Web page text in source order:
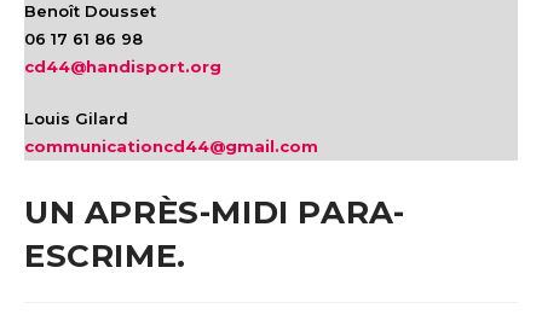
Benoît Dousset
06 17 61 86 98
cd44@handisport.org
Louis Gilard
communicationcd44@gmail.com
UN APRÈS-MIDI PARA-
ESCRIME.